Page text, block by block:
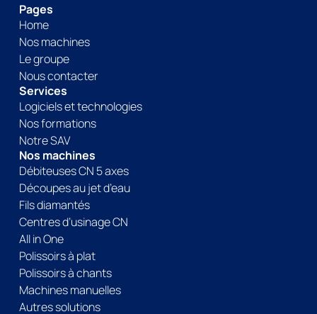
Pages
Home
Nos machines
Le groupe
Nous contacter
Services
Logiciels et technologies
Nos formations
Notre SAV
Nos machines
Débiteuses CN 5 axes
Découpes au jet d’eau
Fils diamantés
Centres d’usinage CN
All in One
Polissoirs à plat
Polissoirs à chants
Machines manuelles
Autres solutions